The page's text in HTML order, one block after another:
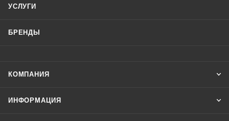
УСЛУГИ
БРЕНДЫ
КОМПАНИЯ
ИНФОРМАЦИЯ